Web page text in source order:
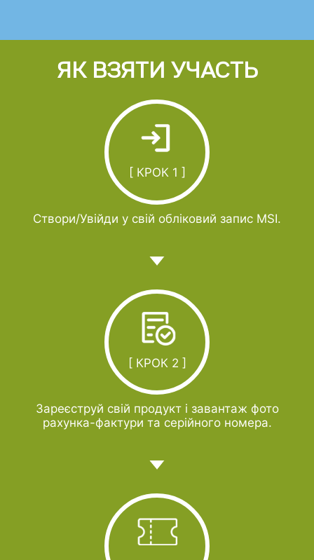
ЯК ВЗЯТИ УЧАСТЬ
[ КРОК 1 ]
Створи/Увійди у свій обліковий запис MSI.
[ КРОК 2 ]
Зареєструй свій продукт і завантаж фото
рахунка-фактури та серійного номера.